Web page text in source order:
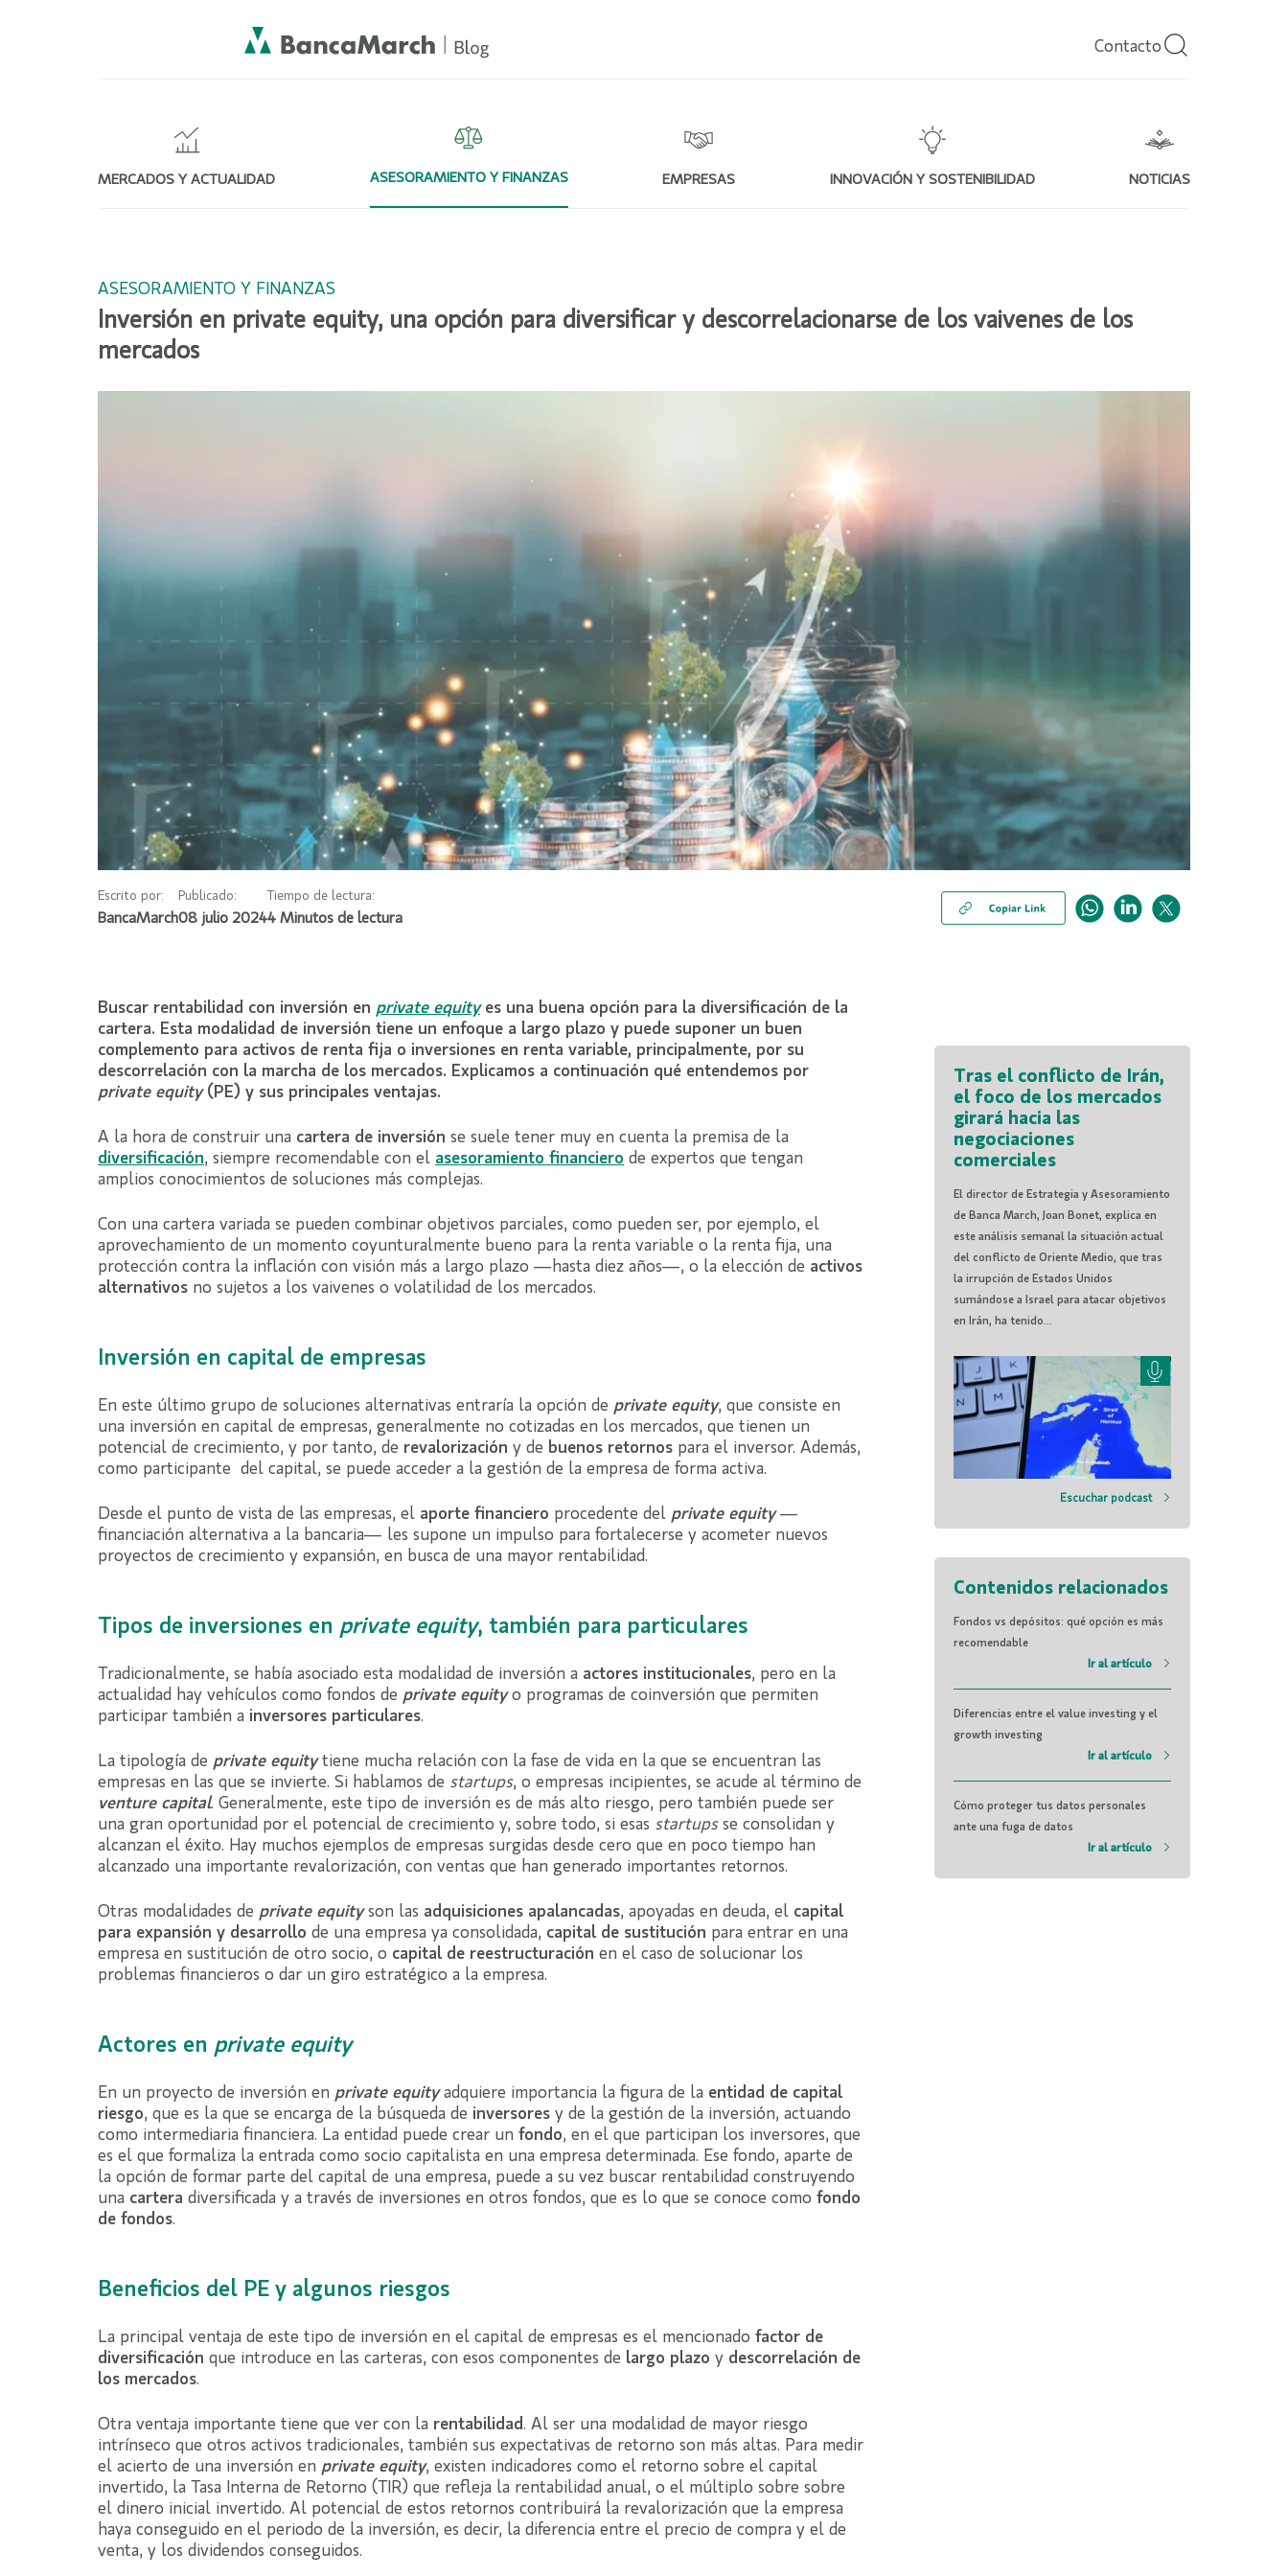
Contacto
MERCADOS Y ACTUALIDAD ASESORAMIENTO Y FINANZAS EMPRESAS INNOVACIÓN Y SOSTENIBILIDAD NOTICIAS
ASESORAMIENTO Y FINANZAS
Inversión en private equity, una opción para diversificar y descorrelacionarse de los vaivenes de los
mercados
Escrito por:
BancaMarch
Publicado:
08 julio 2024
Tiempo de lectura:
Buscar rentabilidad con inversión en private equityes una buena opción para la diversificación de la
cartera. Esta modalidad de inversión tiene un enfoque a largo plazo y puede suponer un buen
complemento para activos de renta fija o inversiones en renta variable, principalmente, por su
descorrelación con la marcha de los mercados. Explicamos a continuación qué entendemos por
private equity(PE) y sus principales ventajas.
A la hora de construir una cartera de inversión se suele tener muy en cuenta la premisa de la
diversificación, siempre recomendable con el asesoramiento financiero de expertos que tengan
amplios conocimientos de soluciones más complejas.
Con una cartera variada se pueden combinar objetivos parciales, como pueden ser, por ejemplo, el
aprovechamiento de un momento coyunturalmente bueno para la renta variable o la renta fija, una
protección contra la inflación con visión más a largo plazo —hasta diez años—, o la elección de activos
alternativos no sujetos a los vaivenes o volatilidad de los mercados.
Inversión en capital de empresas
En este último grupo de soluciones alternativas entraría la opción de private equity, que consiste en
una inversión en capital de empresas, generalmente no cotizadas en los mercados, que tienen un
potencial de crecimiento, y por tanto, de revalorización y de buenos retornos para el inversor. Además,
como participante del capital, se puede acceder a la gestión de la empresa de forma activa.
Desde el punto de vista de las empresas, el aporte financiero procedente del private equity—
financiación alternativa a la bancaria— les supone un impulso para fortalecerse y acometer nuevos
proyectos de crecimiento y expansión, en busca de una mayor rentabilidad.
Tipos de inversiones en private equity, también para particulares
Tradicionalmente, se había asociado esta modalidad de inversión a actores institucionales, pero en la
actualidad hay vehículos como fondos de private equityo programas de coinversión que permiten
participar también a inversores particulares.
La tipología de private equitytiene mucha relación con la fase de vida en la que se encuentran las
empresas en las que se invierte. Si hablamos de startups, o empresas incipientes, se acude al término de
venture capital. Generalmente, este tipo de inversión es de más alto riesgo, pero también puede ser
una gran oportunidad por el potencial de crecimiento y, sobre todo, si esas startupsse consolidan y
alcanzan el éxito. Hay muchos ejemplos de empresas surgidas desde cero que en poco tiempo han
alcanzado una importante revalorización, con ventas que han generado importantes retornos.
Otras modalidades de private equityson las adquisiciones apalancadas, apoyadas en deuda, el capital
para expansión y desarrollo de una empresa ya consolidada, capital de sustitución para entrar en una
empresa en sustitución de otro socio, o capital de reestructuración en el caso de solucionar los
problemas financieros o dar un giro estratégico a la empresa.
Actores en private equity
En un proyecto de inversión en private equityadquiere importancia la figura de la entidad de capital
riesgo, que es la que se encarga de la búsqueda de inversores y de la gestión de la inversión, actuando
como intermediaria financiera. La entidad puede crear un fondo, en el que participan los inversores, que
es el que formaliza la entrada como socio capitalista en una empresa determinada. Ese fondo, aparte de
la opción de formar parte del capital de una empresa, puede a su vez buscar rentabilidad construyendo
una cartera diversificada y a través de inversiones en otros fondos, que es lo que se conoce como fondo
de fondos.
Beneficios del PE y algunos riesgos
La principal ventaja de este tipo de inversión en el capital de empresas es el mencionado factor de
diversificación que introduce en las carteras, con esos componentes de largo plazo y descorrelación de
los mercados.
Otra ventaja importante tiene que ver con la rentabilidad. Al ser una modalidad de mayor riesgo
intrínseco que otros activos tradicionales, también sus expectativas de retorno son más altas. Para medir
el acierto de una inversión en private equity, existen indicadores como el retorno sobre el capital
invertido, la Tasa Interna de Retorno (TIR) que refleja la rentabilidad anual, o el múltiplo sobre sobre
el dinero inicial invertido. Al potencial de estos retornos contribuirá la revalorización que la empresa
haya conseguido en el periodo de la inversión, es decir, la diferencia entre el precio de compra y el de
venta, y los dividendos conseguidos.
Tras el conflicto de Irán,
el foco de los mercados
girará hacia las
negociaciones
comerciales
El director de Estrategia y Asesoramiento
de Banca March, Joan Bonet, explica en
este análisis semanal la situación actual
del conflicto de Oriente Medio, que tras
la irrupción de Estados Unidos
sumándose a Israel para atacar objetivos
en Irán, ha tenido...
Escuchar podcast
Contenidos relacionados
Fondos vs depósitos: qué opción es más
recomendable
Ir al artículo
Diferencias entre el value investing y el
growth investing
Ir al artículo
Cómo proteger tus datos personales
ante una fuga de datos
Ir al artículo